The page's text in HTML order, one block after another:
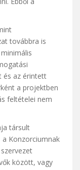
továbbra is
és az érintett
a projektben
feltételei nem
társult
Konzorciumnak
között, vagy